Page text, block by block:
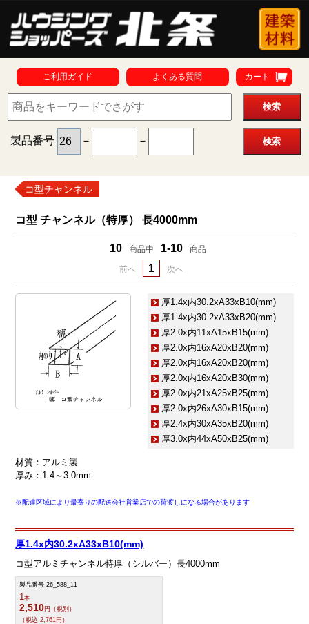
ご利用ガイド よくある質問 カート
製品番号 － －
コ型チャンネル
コ型 チャンネル（特厚） 長4000mm
10 商品中 1-10 商品
前へ 1 次へ
厚1.4x内30.2xA33xB10(mm)
厚1.4x内30.2xA33xB20(mm)
厚2.0x内11xA15xB15(mm)
厚2.0x内16xA20xB20(mm)
厚2.0x内16xA20xB20(mm)
厚2.0x内16xA20xB30(mm)
厚2.0x内21xA25xB25(mm)
厚2.0x内26xA30xB15(mm)
厚2.4x内30xA35xB20(mm)
厚3.0x内44xA50xB25(mm)
材質：アルミ製
厚み：1.4～3.0mm
※配達区域により最寄りの配送会社営業店での荷渡しになる場合があります
厚1.4x内30.2xA33xB10(mm)
コ型アルミチャンネル特厚（シルバー）長4000mm
製品番号 26_588_11
1本
2,510円（税別）
（税込 2,761円）